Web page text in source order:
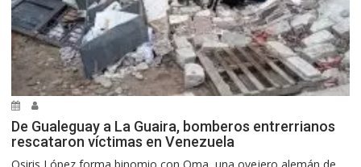
De Gualeguay a La Guaira, bomberos entrerrianos
rescataron víctimas en Venezuela